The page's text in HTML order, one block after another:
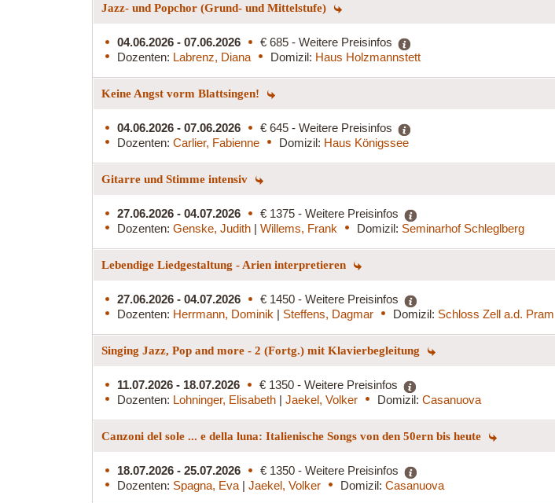
Jazz- und Popchor (Grund- und Mittelstufe)
04.06.2026 - 07.06.2026
€ 685 - Weitere Preisinfos
Dozenten: Labrenz, Diana Domizil: Haus Holzmannstett
Keine Angst vorm Blattsingen!
04.06.2026 - 07.06.2026
€ 645 - Weitere Preisinfos
Dozenten: Carlier, Fabienne Domizil: Haus Königssee
Gitarre und Stimme intensiv
27.06.2026 - 04.07.2026
€ 1375 - Weitere Preisinfos
Dozenten: Genske, Judith | Willems, Frank Domizil: Seminarhof Schleglberg
Lebendige Liedgestaltung - Arien interpretieren
27.06.2026 - 04.07.2026
€ 1450 - Weitere Preisinfos
Dozenten: Herrmann, Dominik | Steffens, Dagmar Domizil: Schloss Zell a.d. Pram
Singing Jazz, Pop and more - 2 (Fortg.) mit Klavierbegleitung
11.07.2026 - 18.07.2026
€ 1350 - Weitere Preisinfos
Dozenten: Lohninger, Elisabeth | Jaekel, Volker Domizil: Casanuova
Canzoni del sole ... e della luna: Italienische Songs von den 50ern bis heute
18.07.2026 - 25.07.2026
€ 1350 - Weitere Preisinfos
Dozenten: Spagna, Eva | Jaekel, Volker Domizil: Casanuova